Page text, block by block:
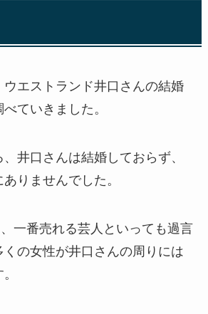
エストランド井口さんの結婚
ていきました。
井口さんは結婚しておらず、
りませんでした。
一番売れる芸人といっても過言
の女性が井口さんの周りには